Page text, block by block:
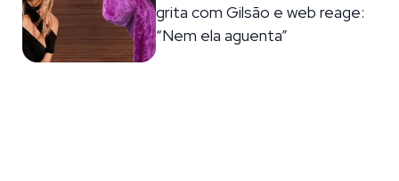
grita com Gilsão e web reage:
“Nem ela aguenta”